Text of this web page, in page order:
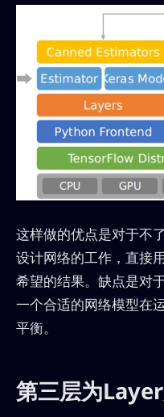
这样做的优点是对于不
设计网络的工作，直接
希望的结果。缺点是对
一个合适的网络模型在
平衡。
第三层为Layer